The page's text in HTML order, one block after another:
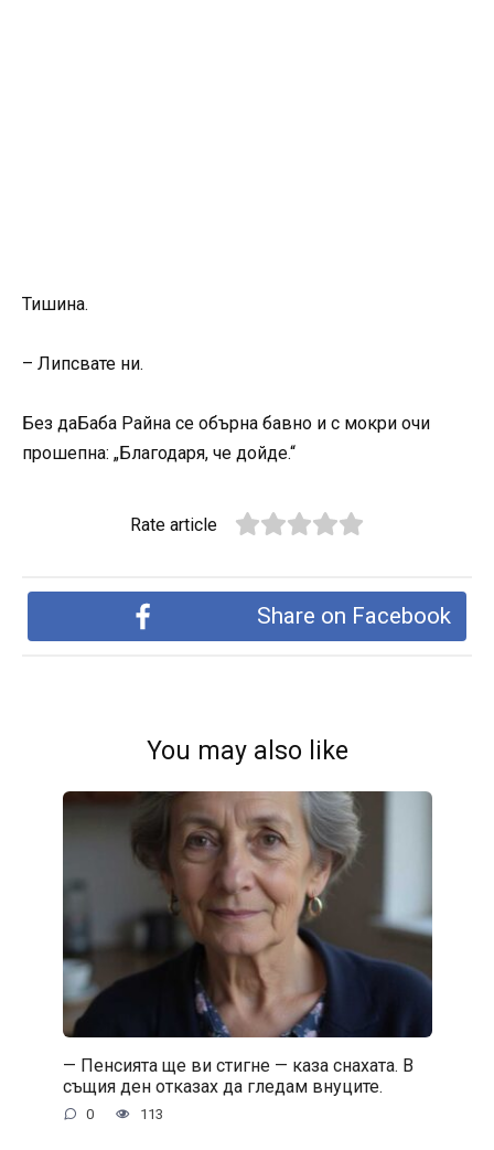
Тишина.
– Липсвате ни.
Без даБаба Райна се обърна бавно и с мокри очи
прошепна: „Благодаря, че дойде.“
Rate article
Share on Facebook
You may also like
— Пенсията ще ви стигне — каза снахата. В
същия ден отказах да гледам внуците.
0 113